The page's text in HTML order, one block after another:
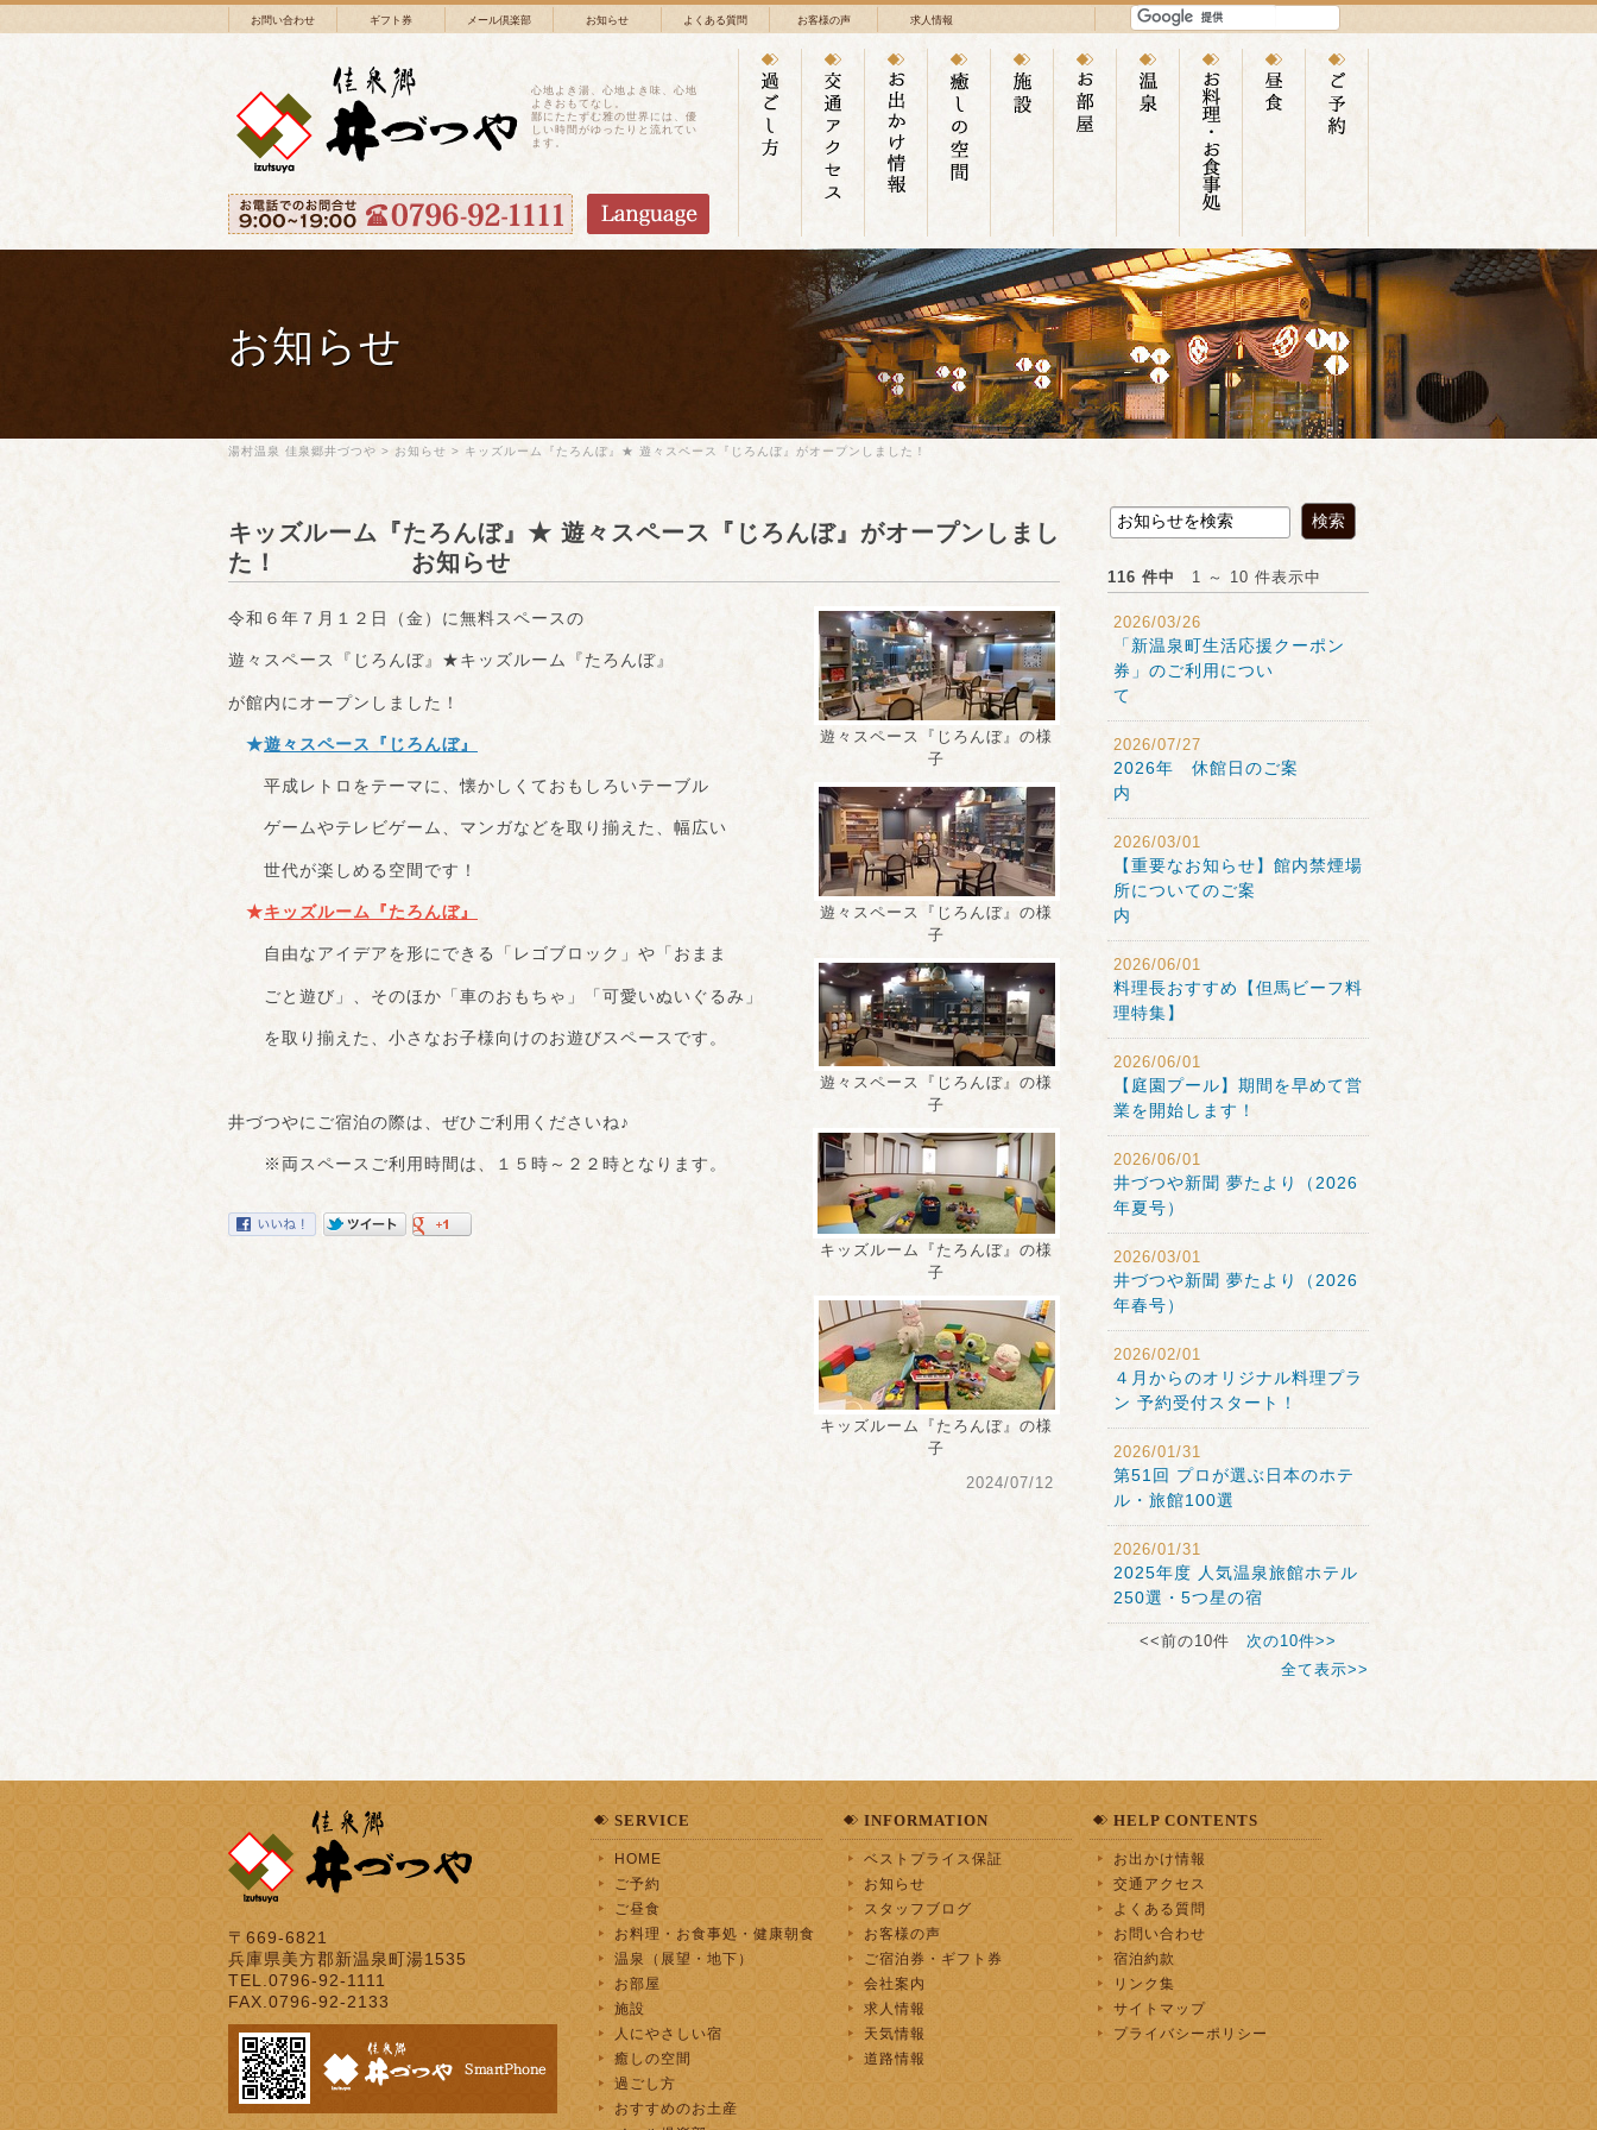
お問い合わせ ギフト券 メール倶楽部 お知らせ よくある質問 お客様の声 求人情報
心地よき湯、心地よき味、心地
よきおもてなし。
鄙にたたずむ雅の世界には、優
しい時間がゆったりと流れてい
ます。
お知らせ
湯村温泉 佳泉郷井づつや > お知らせ > キッズルーム『たろんぼ』★ 遊々スペース『じろんぼ』がオープンしました！
キッズルーム『たろんぼ』★ 遊々スペース『じろんぼ』がオープンしまし
た！ お知らせ
令和６年７月１２日（金）に無料スペースの
遊々スペース『じろんぼ』★キッズルーム『たろんぼ』
が館内にオープンしました！
★遊々スペース『じろんぼ』
平成レトロをテーマに、懐かしくておもしろいテーブル
ゲームやテレビゲーム、マンガなどを取り揃えた、幅広い
世代が楽しめる空間です！
★キッズルーム『たろんぼ』
自由なアイデアを形にできる「レゴブロック」や「おまま
ごと遊び」、そのほか「車のおもちゃ」「可愛いぬいぐるみ」
を取り揃えた、小さなお子様向けのお遊びスペースです。
井づつやにご宿泊の際は、ぜひご利用くださいね♪
※両スペースご利用時間は、１５時～２２時となります。
遊々スペース『じろんぼ』の様
子
遊々スペース『じろんぼ』の様
子
遊々スペース『じろんぼ』の様
子
キッズルーム『たろんぼ』の様
子
キッズルーム『たろんぼ』の様
子
2024/07/12
116 件中 1 ～ 10 件表示中
2026/03/26
「新温泉町生活応援クーポン
券」のご利用につい
て
2026/07/27
2026年 休館日のご案
内
2026/03/01
【重要なお知らせ】館内禁煙場
所についてのご案
内
2026/06/01
料理長おすすめ【但馬ビーフ料
理特集】
2026/06/01
【庭園プール】期間を早めて営
業を開始します！
2026/06/01
井づつや新聞 夢たより（2026
年夏号）
2026/03/01
井づつや新聞 夢たより（2026
年春号）
2026/02/01
４月からのオリジナル料理プラ
ン 予約受付スタート！
2026/01/31
第51回 プロが選ぶ日本のホテ
ル・旅館100選
2026/01/31
2025年度 人気温泉旅館ホテル
250選・5つ星の宿
<<前の10件 次の10件>>
全て表示>>
〒669-6821
兵庫県美方郡新温泉町湯1535
TEL.0796-92-1111
FAX.0796-92-2133
SERVICE
HOME
ご予約
ご昼食
お料理・お食事処・健康朝食
温泉（展望・地下）
お部屋
施設
人にやさしい宿
癒しの空間
過ごし方
おすすめのお土産
INFORMATION
ベストプライス保証
お知らせ
スタッフブログ
お客様の声
ご宿泊券・ギフト券
会社案内
求人情報
天気情報
道路情報
HELP CONTENTS
お出かけ情報
交通アクセス
よくある質問
お問い合わせ
宿泊約款
リンク集
サイトマップ
プライバシーポリシー